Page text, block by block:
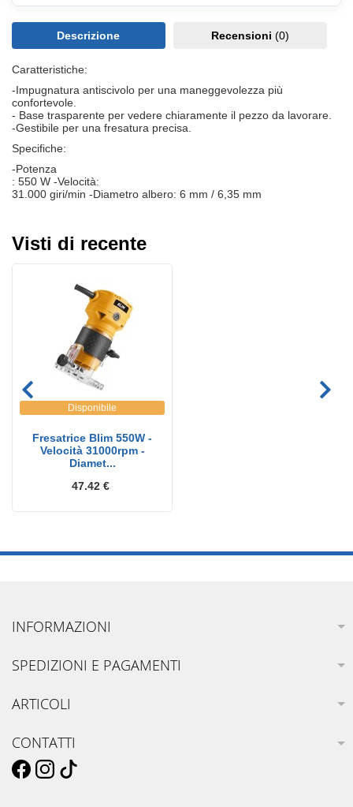
Descrizione Recensioni (0)
Caratteristiche:
-Impugnatura antiscivolo per una maneggevolezza più
confortevole.
- Base trasparente per vedere chiaramente il pezzo da lavorare.
-Gestibile per una fresatura precisa.
Specifiche:
-Potenza
: 550 W -Velocità:
31.000 giri/min -Diametro albero: 6 mm / 6,35 mm
Visti di recente
Disponibile
Fresatrice Blim 550W -
Velocità 31000rpm -
Diamet...
47.42 €
INFORMAZIONI
SPEDIZIONI E PAGAMENTI
ARTICOLI
CONTATTI